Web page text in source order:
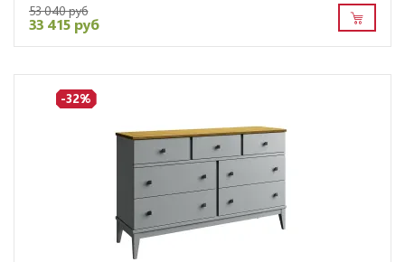
53 040 руб
33 415 руб
-32%